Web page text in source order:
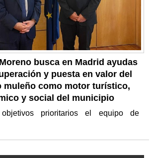
busca en Madrid ayudas
y puesta en valor del
muleño como motor turístico,
y social del municipio
prioritarios el equipo de